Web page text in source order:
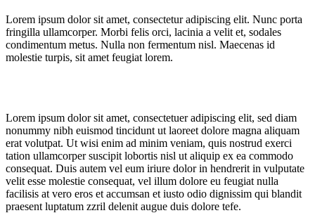
Lorem ipsum dolor sit amet, consectetur adipiscing elit. Nunc porta
fringilla ullamcorper. Morbi felis orci, lacinia a velit et, sodales
condimentum metus. Nulla non fermentum nisl. Maecenas id
molestie turpis, sit amet feugiat lorem.
Lorem ipsum dolor sit amet, consectetuer adipiscing elit, sed diam
nonummy nibh euismod tincidunt ut laoreet dolore magna aliquam
erat volutpat. Ut wisi enim ad minim veniam, quis nostrud exerci
tation ullamcorper suscipit lobortis nisl ut aliquip ex ea commodo
consequat. Duis autem vel eum iriure dolor in hendrerit in vulputate
velit esse molestie consequat, vel illum dolore eu feugiat nulla
facilisis at vero eros et accumsan et iusto odio dignissim qui blandit
praesent luptatum zzril delenit augue duis dolore tefe.